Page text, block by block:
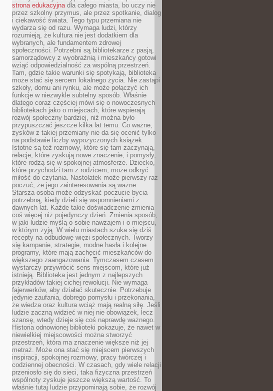
strona edukacyjnadla całego miasta, bo uczy nie
przez szkolny przymus, ale przez spotkanie, dialog
i ciekawość świata. Tego typu przemiana nie
wydarza się od razu. Wymaga ludzi, którzy
rozumieją, że kultura nie jest dodatkiem dla
wybranych, ale fundamentem zdrowej
społeczności. Potrzebni są bibliotekarze z pasją,
samorządowcy z wyobraźnią i mieszkańcy gotowi
wziąć odpowiedzialność za wspólną przestrzeń.
Tam, gdzie takie warunki się spotykają, biblioteka
może stać się sercem lokalnego życia. Nie zastąpi
szkoły, domu ani rynku, ale może połączyć ich
funkcje w niezwykle subtelny sposób. Właśnie
dlatego coraz częściej mówi się o nowoczesnych
bibliotekach jako o miejscach, które wspierają
rozwój społeczny bardziej, niż można było
przypuszczać jeszcze kilka lat temu. Co ważne,
zysków z takiej przemiany nie da się ocenić tylko
na podstawie liczby wypożyczonych książek.
Istotne są też rozmowy, które się tam zaczynają,
relacje, które zyskują nowe znaczenie, i pomysły,
które rodzą się w spokojnej atmosferze. Dziecko,
które przychodzi tam z rodzicem, może odkryć
miłość do czytania. Nastolatek może pierwszy raz
poczuć, że jego zainteresowania są ważne.
Starsza osoba może odzyskać poczucie bycia
potrzebną, kiedy dzieli się wspomnieniami z
dawnych lat. Każde takie doświadczenie zmienia
coś więcej niż pojedynczy dzień. Zmienia sposób,
w jaki ludzie myślą o sobie nawzajem i o miejscu,
w którym żyją. W wielu miastach szuka się dziś
recepty na odbudowę więzi społecznych. Tworzy
się kampanie, strategie, modne hasła i kolejne
programy, które mają zachęcić mieszkańców do
większego zaangażowania. Tymczasem czasem
wystarczy przywrócić sens miejscom, które już
istnieją. Biblioteka jest jednym z najlepszych
przykładów takiej cichej rewolucji. Nie wymaga
fajerwerków, aby działać skutecznie. Potrzebuje
jedynie zaufania, dobrego pomysłu i przekonania,
że wiedza oraz kultura wciąż mają realną siłę. Jeśli
ludzie zaczną widzieć w niej nie obowiązek, lecz
szansę, wtedy dzieje się coś naprawdę ważnego.
Historia odnowionej biblioteki pokazuje, że nawet w
niewielkiej miejscowości można stworzyć
przestrzeń, która ma znaczenie większe niż jej
metraż. Może ona stać się miejscem pierwszych
inspiracji, spokojnej rozmowy, pracy twórczej i
codziennej obecności. W czasach, gdy wiele relacji
przeniosło się do sieci, taka fizyczna przestrzeń
wspólnoty zyskuje jeszcze większą wartość. To
właśnie tutaj ludzie przypominają sobie, że rozwój